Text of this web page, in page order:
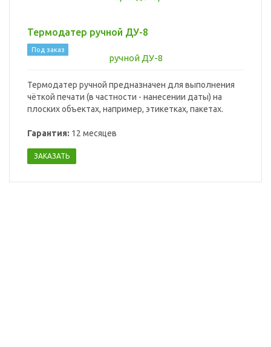
Термодатер ручной ДУ-8
Под заказ
Термодатер ручной предназначен для выполнения
чёткой печати (в частности - нанесении даты) на
плоских объектах, например, этикетках, пакетах.
Гарантия: 12 месяцев
ЗАКАЗАТЬ